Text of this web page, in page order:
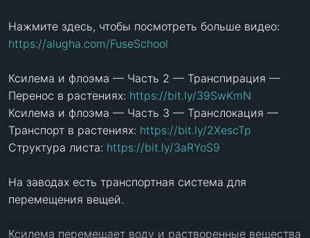
https://alugha.com/FuseSchool
Ксилема и флоэма — Часть 2 — Транспирация —
Перенос в растениях: https://bit.ly/39SwKmN
Ксилема и флоэма — Часть 3 — Транслокация —
Транспорт в растениях: https://bit.ly/2XescTp
Структура листа: https://bit.ly/3aRYoS9
На заводах есть транспортная система для
перемещения вещей.
Ксилема перемещает воду и растворенные вещества